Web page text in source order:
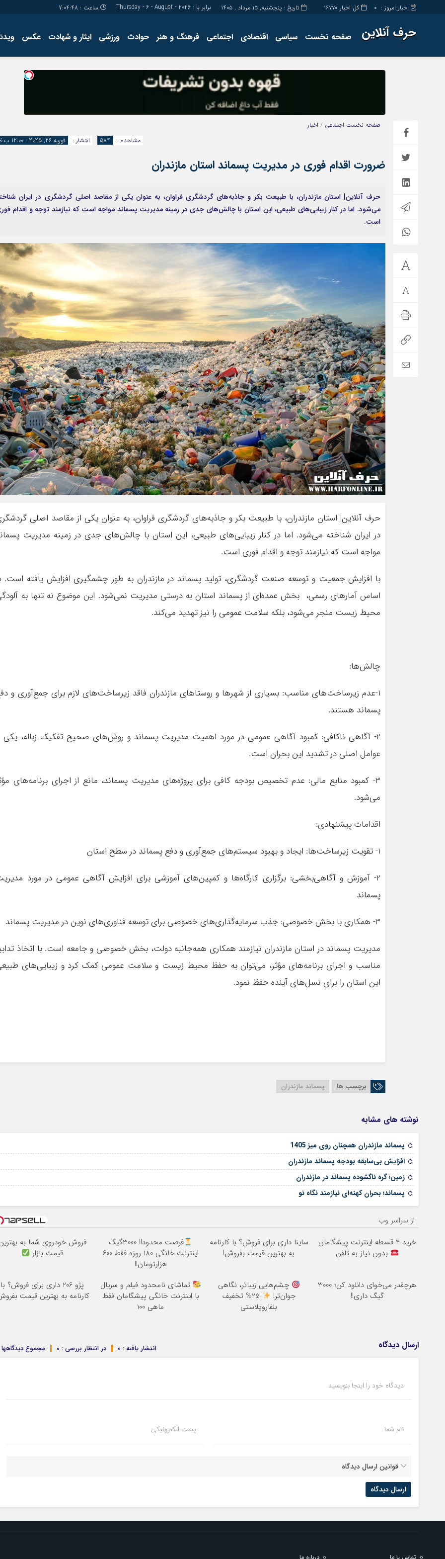
کل اخبار 16770 اخبار امروز : 0 تاریخ : پنجشنبه, ۱۵ مرداد , ۱۴۰۵ برابر با : Thursday - 6 - August - 2026 ساعت : 7:04:48
حرف آنلاین صفحه نخست سیاسی اقتصادی اجتماعی فرهنگ و هنر حوادث ورزشی ایثار و شهادت عکس
تولید
مجله ای
صفحه نخست اجتماعی / اخبار
انتشار :
فوریه 26, 2025 - 12:00 ب.ظ مشاهده : 584
ضرورت اقدام فوری در مدیریت پسماند استان مازندران
حرف آنلاین| استان مازندران، با طبیعت بکر و جاذبه‌های گردشگری فراوان، به عنوان یکی از مقاصد اصلی گردشگری در ایران
می‌شود. اما در کنار زیبایی‌های طبیعی، این استان با چالش‌های جدی در زمینه مدیریت پسماند مواجه است که نیازمند توجه و اقدام
است.
حرف آنلاین| استان مازندران، با طبیعت بکر و جاذبه‌های گردشگری فراوان، به عنوان یکی از مقاصد اصلی
در ایران شناخته می‌شود. اما در کنار زیبایی‌های طبیعی، این استان با چالش‌های جدی در زمینه مدیریت
مواجه است که نیازمند توجه و اقدام فوری است.
با افزایش جمعیت و توسعه صنعت گردشگری، تولید پسماند در مازندران به طور چشمگیری افزایش یافته است.
اساس آمارهای رسمی، بخش عمده‌ای از پسماند استان به درستی مدیریت نمی‌شود. این موضوع نه تنها به
محیط زیست منجر می‌شود، بلکه سلامت عمومی را نیز تهدید می‌کند.
چالش‌ها:
1-عدم زیرساخت‌های مناسب: بسیاری از شهرها و روستاهای مازندران فاقد زیرساخت‌های لازم برای جمع‌آوری و
پسماند هستند.
2- آگاهی ناکافی: کمبود آگاهی عمومی در مورد اهمیت مدیریت پسماند و روش‌های صحیح تفکیک زباله، یکی
عوامل اصلی در تشدید این بحران است.
3- کمبود منابع مالی: عدم تخصیص بودجه کافی برای پروژه‌های مدیریت پسماند، مانع از اجرای برنامه‌های
می‌شود.
اقدامات پیشنهادی:
1- تقویت زیرساخت‌ها: ایجاد و بهبود سیستم‌های جمع‌آوری و دفع پسماند در سطح استان
2- آموزش و آگاهی‌بخشی: برگزاری کارگاه‌ها و کمپین‌های آموزشی برای افزایش آگاهی عمومی در مورد
پسماند
3- همکاری با بخش خصوصی: جذب سرمایه‌گذاری‌های خصوصی برای توسعه فناوری‌های نوین در مدیریت پسماند
مدیریت پسماند در استان مازندران نیازمند همکاری همه‌جانبه دولت، بخش خصوصی و جامعه است. با اتخاذ
مناسب و اجرای برنامه‌های مؤثر، می‌توان به حفظ محیط زیست و سلامت عمومی کمک کرد و زیبایی‌های
این استان را برای نسل‌های آینده حفظ نمود.
برچسب ها پسماند مازندران
نوشته های مشابه
پسماند مازندران همچنان روی میز 1405
افزایش بی‌سابقه بودجه پسماند مازندران
زمین؛ گره ناگشوده پسماند در مازندران
پسماند؛ بحران کهنه‌ای نیازمند نگاه نو
از سراسر وب
خرید 4 قسطه اینترنت پیشگامان
بدون نیاز به تلفن
ساینا داری برای فروش؟ با کارنامه
به بهترین قیمت بفروش!
فرصت محدود!! 3000گیگ
اینترنت خانگی 180 روزه فقط 600
هزارتومان!!
فروش خودروی شما به
قیمت بازار
هرچقدر می‌خوای دانلود کن؛ 3000
گیگ داری!!
چشم‌هایی زیباتر، نگاهی
جوان‌تر!
25% تخفیف
بلفاروپلاستی
تماشای نامحدود فیلم و سریال
با اینترنت خانگی پیشگامان فقط
ماهی 100
پژو 206 داری برای فروش؟ با
کارنامه به بهترین قیمت
ارسال دیدگاه مجموع دیدگاهها در انتظار بررسی : 0 انتشار یافته : 0
دیدگاه خود را اینجا بنویسید
نام شما پست الکترونیکی
قوانین ارسال دیدگاه